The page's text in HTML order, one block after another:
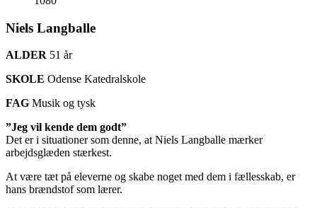
Niels Langballe
ALDER 51 år
SKOLE Odense Katedralskole
FAG Musik og tysk
”Jeg vil kende dem godt”
Det er i situationer som denne, at Niels Langballe mærker
arbejdsglæden stærkest.
At være tæt på eleverne og skabe noget med dem i fællesskab, er
hans brændstof som lærer.